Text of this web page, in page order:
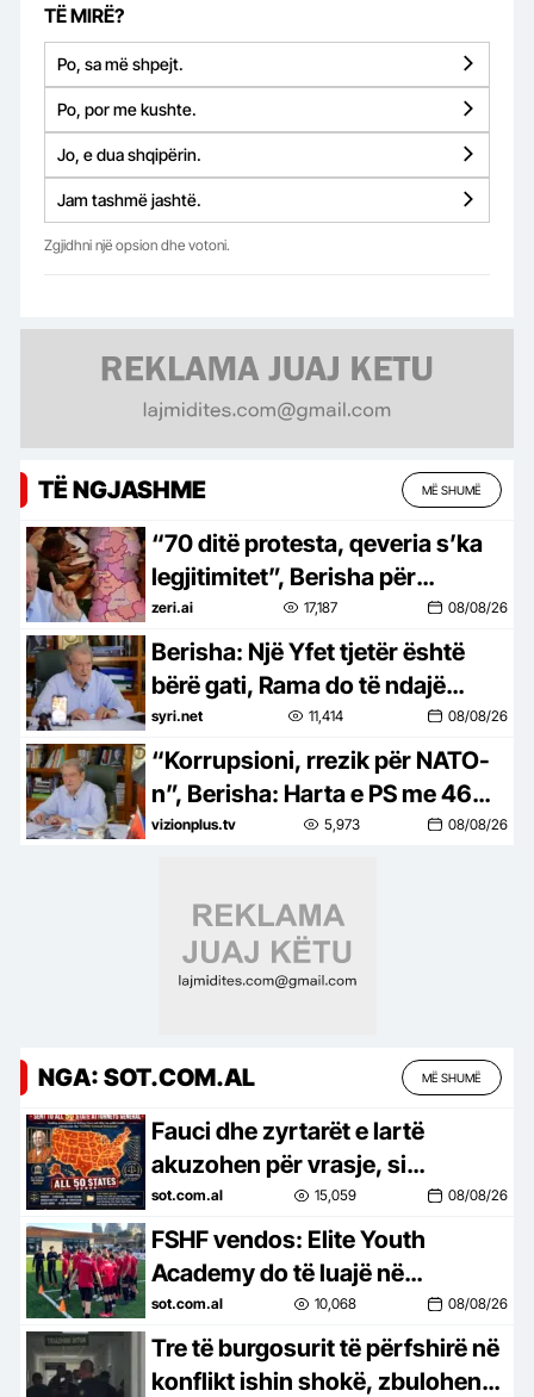
TË MIRË?
Po, sa më shpejt.
Po, por me kushte.
Jo, e dua shqipërin.
Jam tashmë jashtë.
Zgjidhni një opsion dhe votoni.
TË NGJASHME MË SHUMË
“70 ditë protesta, qeveria s’ka
legjitimitet”, Berisha për
“Territorialen”: Projekti i Ramës
për shpopullimin
zeri.ai 17,187 08/08/26
Berisha: Një Yfet tjetër është
bërë gati, Rama do të ndajë
qindra milionë euro nga tregtia e
ilaçeve
syri.net 11,414 08/08/26
“Korrupsioni, rrezik për NATO-
n”, Berisha: Harta e PS me 46
bashki, katastrofë për vendin
vizionplus.tv 5,973 08/08/26
NGA: SOT.COM.AL MË SHUMË
Fauci dhe zyrtarët e lartë
akuzohen për vrasje, si
izoloheshin me forcë pacientët
brenda spitaleve të COVID-it, u…
sot.com.al 15,059 08/08/26
FSHF vendos: Elite Youth
Academy do të luajë në
kampionatet e U-16 dhe U-17
sot.com.al 10,068 08/08/26
Tre të burgosurit të përfshirë në
konflikt ishin shokë, zbulohen